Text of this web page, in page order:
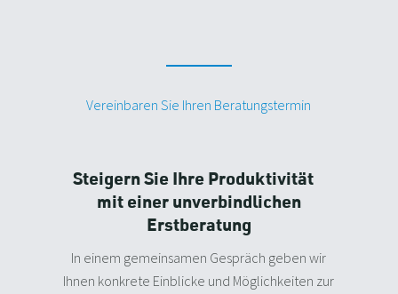
Vereinbaren Sie Ihren Beratungstermin
Steigern Sie Ihre Produktivität
mit einer unverbindlichen
Erstberatung
In einem gemeinsamen Gespräch geben wir
Ihnen konkrete Einblicke und Möglichkeiten zur